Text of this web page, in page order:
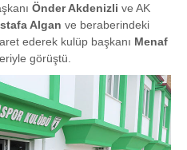
Önder Akdenizli ve AK
Algan ve beraberindeki
ederek kulüp başkanı Menaf
görüştü.